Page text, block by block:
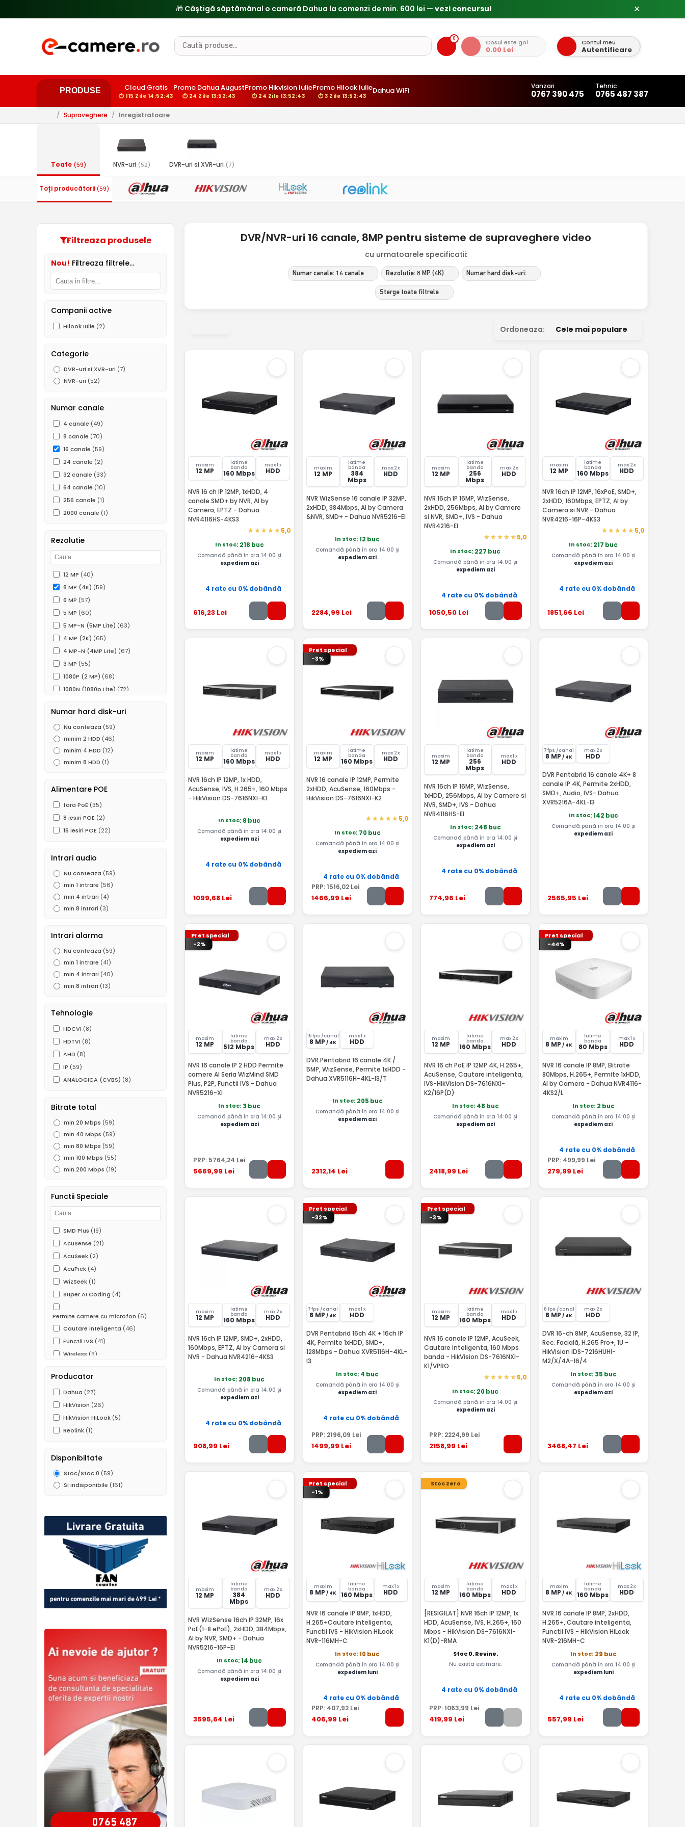
✕
0 Cosul este gol
0.00 Lei
Contul meu
Autentificare
PRODUSE Cloud Gratis
⏱ 115 Zile 14:52:42
Promo Dahua August
⏱ 24 Zile 13:52:42
Promo Hikvision Iulie
⏱ 24 Zile 13:52:42
Promo Hilook Iulie
⏱ 3 Zile 13:52:42
Dahua WiFi Vanzari
0767 390 475
Tehnic
0765 487 387
/ Supraveghere / Inregistratoare
Toate (59) NVR-uri (52) DVR-uri si XVR-uri (7)
Toți producătorii (59)
Filtreaza produsele
Nou! Filtreaza filtrele...
Campanii active
Hilook Iulie (2)
Categorie
DVR-uri si XVR-uri (7)
NVR-uri (52)
Numar canale
4 canale (49)
8 canale (70)
16 canale (59)
24 canale (2)
32 canale (33)
64 canale (10)
256 canale (1)
2000 canale (1)
Rezolutie
12 MP (40)
8 MP (4K) (59)
6 MP (57)
5 MP (60)
5 MP-N (5MP Lite) (63)
4 MP (2K) (65)
4 MP-N (4MP Lite) (67)
3 MP (55)
1080P (2 MP) (68)
1080N (1080p Lite) (72)
720P (1MP) (57)
960H (0.5 MP)(33)
D1(4)
Numar hard disk-uri
Nu conteaza (59)
minim 2 HDD (46)
minim 4 HDD (12)
minim 8 HDD (1)
Alimentare POE
fara PoE (35)
8 iesiri POE (2)
16 iesiri POE (22)
Intrari audio
Nu conteaza (59)
min 1 intrare (56)
min 4 intrari (4)
min 8 intrari (3)
Intrari alarma
Nu conteaza (59)
min 1 intrare (41)
min 4 intrari (40)
min 8 intrari (13)
Tehnologie
HDCVI (8)
HDTVI (8)
AHD (8)
IP (59)
ANALOGICA (CVBS) (8)
Bitrate total
min 20 Mbps (59)
min 40 Mbps (59)
min 80 Mbps (59)
min 100 Mbps (55)
min 200 Mbps (19)
Functii Speciale
SMD Plus (19)
AcuSense (21)
AcuSeek (2)
AcuPick (4)
WizSeek (1)
Super AI Coding (4)
Permite camere cu microfon (6)
Cautare inteligenta (46)
Functii IVS (41)
Wireless (3)
Producator
Dahua (27)
HikVision (26)
HikVision HiLook (5)
Reolink (1)
Disponibiltate
Stoc/Stoc 0 (59)
Si indisponibile (161)
0765 487
DVR/NVR-uri 16 canale, 8MP pentru sisteme de supraveghere video
cu urmatoarele specificatii:
Numar canale: 16 canale Rezolutie: 8 MP (4K) Numar hard disk-uri:
Sterge toate filtrele
Ordoneaza: Cele mai populare
maxim
12 MP
latime
banda
160 Mbps
max 1 x
HDD
NVR 16 ch IP 12MP, 1xHDD, 4
canale SMD+ by NVR, AI by
Camera, EPTZ - Dahua
NVR4116HS-4KS3
5,0
In stoc: 218 buc
Comandă până în ora 14:00 și
expediem azi
4 rate cu 0% dobândă
616,23 Lei
maxim
12 MP
latime
banda
384
Mbps
max 2 x
HDD
NVR WizSense 16 canale IP 32MP,
2xHDD, 384Mbps, AI by Camera
&NVR, SMD+ - Dahua NVR5216-EI
In stoc: 12 buc
Comandă până în ora 14:00 și
expediem azi
2284,99 Lei
maxim
12 MP
latime
banda
256
Mbps
max 2 x
HDD
NVR 16ch IP 16MP, WizSense,
2xHDD, 256Mbps, AI by Camere
si NVR, SMD+, IVS - Dahua
NVR4216-EI
5,0
In stoc: 227 buc
Comandă până în ora 14:00 și
expediem azi
4 rate cu 0% dobândă
1050,50 Lei
maxim
12 MP
latime
banda
160 Mbps
max 2 x
HDD
NVR 16ch IP 12MP, 16xPoE, SMD+,
2xHDD, 160Mbps, EPTZ, AI by
Camera si NVR - Dahua
NVR4216-16P-4KS3
5,0
In stoc: 217 buc
Comandă până în ora 14:00 și
expediem azi
4 rate cu 0% dobândă
1851,66 Lei
maxim
12 MP
latime
banda
160 Mbps
max 1 x
HDD
NVR 16ch IP 12MP, 1x HDD,
AcuSense, IVS, H.265+, 160 Mbps
- HikVision DS-7616NXI-K1
In stoc: 8 buc
Comandă până în ora 14:00 și
expediem azi
4 rate cu 0% dobândă
1099,68 Lei
Pret special
-3%
maxim
12 MP
latime
banda
160 Mbps
max 2 x
HDD
NVR 16 canale IP 12MP, Permite
2xHDD, AcuSense, 160Mbps -
HikVision DS-7616NXI-K2
5,0
In stoc: 70 buc
Comandă până în ora 14:00 și
expediem azi
4 rate cu 0% dobândă
PRP: 1516,02Lei
1466,99 Lei
maxim
12 MP
latime
banda
256
Mbps
max 1 x
HDD
NVR 16ch IP 16MP, WizSense,
1xHDD, 256Mbps, AI by Camere si
NVR, SMD+, IVS - Dahua
NVR4116HS-EI
In stoc: 248 buc
Comandă până în ora 14:00 și
expediem azi
4 rate cu 0% dobândă
774,96 Lei
7 fps /canal
8 MP / 4K
max 2 x
HDD
DVR Pentabrid 16 canale 4K+ 8
canale IP 4K, Permite 2xHDD,
SMD+, Audio, IVS- Dahua
XVR5216A-4KL-I3
In stoc: 142 buc
Comandă până în ora 14:00 și
expediem azi
2565,95 Lei
Pret special
-2%
maxim
12 MP
latime
banda
512 Mbps
max 2 x
HDD
NVR 16 canale IP 2 HDD Permite
camere AI Seria WizMind SMD
Plus, P2P, Functii IVS - Dahua
NVR5216-XI
In stoc: 3 buc
Comandă până în ora 14:00 și
expediem azi
PRP: 5764,24 Lei
5669,99 Lei
15 fps /canal
8 MP / 4K
max 1 x
HDD
DVR Pentabrid 16 canale 4K /
5MP, WizSense, Permite 1xHDD -
Dahua XVR5116H-4KL-I3/T
In stoc: 205 buc
Comandă până în ora 14:00 și
expediem azi
2312,14 Lei
maxim
12 MP
latime
banda
160 Mbps
max 2 x
HDD
NVR 16 ch PoE IP 12MP 4K, H.265+,
AcuSense, Cautare inteligenta,
IVS-HikVision DS-7616NXI-
K2/16P(D)
In stoc: 48 buc
Comandă până în ora 14:00 și
expediem azi
2418,99 Lei
Pret special
-44%
maxim
8 MP / 4K
latime
banda
80 Mbps
max 1 x
HDD
NVR 16 canale IP 8MP, Bitrate
80Mbps, H.265+, Permite 1xHDD,
AI by Camera - Dahua NVR4116-
4KS2/L
In stoc: 2 buc
Comandă până în ora 14:00 și
expediem azi
4 rate cu 0% dobândă
PRP: 499,99 Lei
279,99 Lei
maxim
12 MP
latime
banda
160 Mbps
max 2 x
HDD
NVR 16ch IP 12MP, SMD+, 2xHDD,
160Mbps, EPTZ, AI by Camera si
NVR - Dahua NVR4216-4KS3
In stoc: 208 buc
Comandă până în ora 14:00 și
expediem azi
4 rate cu 0% dobândă
908,99 Lei
Pret special
-32%
7 fps /canal
8 MP / 4K
max 1 x
HDD
DVR Pentabrid 16ch 4K + 16ch IP
4K, Permite 1xHDD, SMD+,
128Mbps - Dahua XVR5116H-4KL-
I3
In stoc: 4 buc
Comandă până în ora 14:00 și
expediem azi
4 rate cu 0% dobândă
PRP: 2196,09 Lei
1499,99 Lei
Pret special
-3%
maxim
12 MP
latime
banda
160 Mbps
max 1 x
HDD
NVR 16 canale IP 12MP, AcuSeek,
Cautare inteligenta, 160 Mbps
banda - HikVision DS-7616NXI-
K1/VPRO
5,0
In stoc: 20 buc
Comandă până în ora 14:00 și
expediem azi
PRP: 2224,99 Lei
2158,99 Lei
8 fps /canal
8 MP / 4K
max 2 x
HDD
DVR 16-ch 8MP, AcuSense, 32 IP,
Rec. Facială, H.265 Pro+, 1U -
HikVision IDS-7216HUHI-
M2/X/4A-16/4
In stoc: 35 buc
Comandă până în ora 14:00 și
expediem azi
3468,47 Lei
maxim
12 MP
latime
banda
384
Mbps
max 2 x
HDD
NVR WizSense 16ch IP 32MP, 16x
PoE(1-8 ePoE), 2xHDD, 384Mbps,
AI by NVR, SMD+ - Dahua
NVR5216-16P-EI
In stoc: 14 buc
Comandă până în ora 14:00 și
expediem azi
3595,64 Lei
Pret special
-1%
maxim
8 MP / 4K
latime
banda
160 Mbps
max 1 x
HDD
NVR 16 canale IP 8MP, 1xHDD,
H.265+Cautare inteligenta,
Functii IVS - HikVision HiLook
NVR-116MH-C
In stoc: 10 buc
Comandă până în ora 14:00 și
expediem luni
4 rate cu 0% dobândă
PRP: 407,92Lei
406,99 Lei
Stoc zero
maxim
12 MP
latime
banda
160 Mbps
max 1 x
HDD
[RESIGILAT] NVR 16ch IP 12MP, 1x
HDD, AcuSense, IVS, H.265+, 160
Mbps - HikVision DS-7616NXI-
K1(D)-RMA
Stoc 0. Revine.
Nu exista estimare.
4 rate cu 0% dobândă
PRP: 1063,99 Lei
419,99 Lei
maxim
8 MP / 4K
latime
banda
160 Mbps
max 2 x
HDD
NVR 16 canale IP 8MP, 2xHDD,
H.265+, Cautare inteligenta,
Functii IVS - HikVision HiLook
NVR-216MH-C
In stoc: 29 buc
Comandă până în ora 14:00 și
expediem luni
4 rate cu 0% dobândă
557,99 Lei